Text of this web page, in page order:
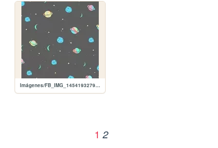
Imágenes/FB_IMG_1454193279961.jpg
1 2